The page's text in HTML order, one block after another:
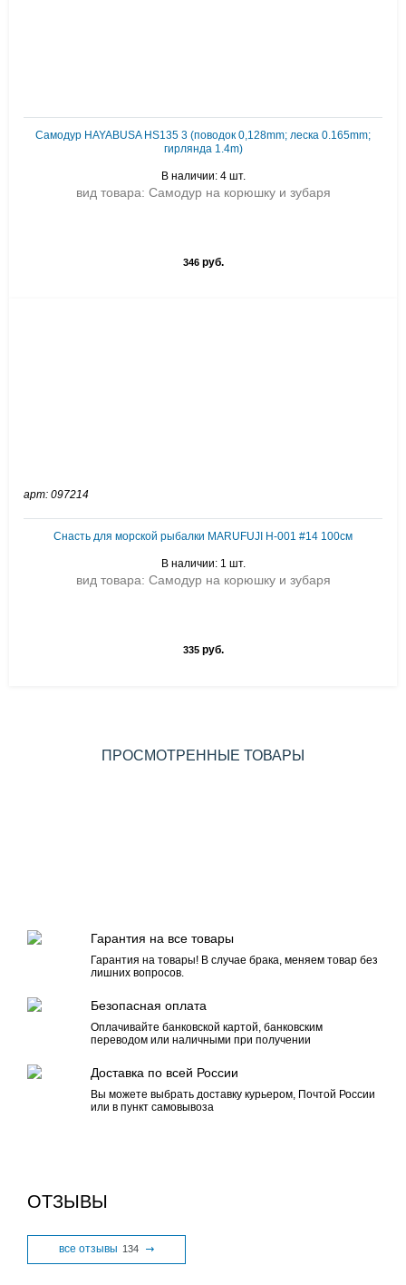
Самодур HAYABUSA HS135 3 (поводок 0,128mm; леска 0.165mm;
гирлянда 1.4m)
В наличии: 4 шт.
вид товара: Самодур на корюшку и зубаря
346руб.
арт: 097214
Снасть для морской рыбалки MARUFUJI H-001 #14 100см
В наличии: 1 шт.
вид товара: Самодур на корюшку и зубаря
335руб.
ПРОСМОТРЕННЫЕ ТОВАРЫ
Гарантия на все товары
Гарантия на товары! В случае брака, меняем товар без
лишних вопросов.
Безопасная оплата
Оплачивайте банковской картой, банковским
переводом или наличными при получении
Доставка по всей России
Вы можете выбрать доставку курьером, Почтой России
или в пункт самовывоза
ОТЗЫВЫ
все отзывы 134